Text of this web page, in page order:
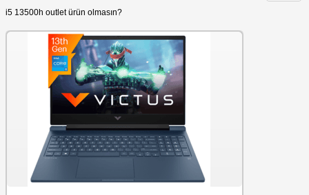
i5 13500h outlet ürün olmasın?